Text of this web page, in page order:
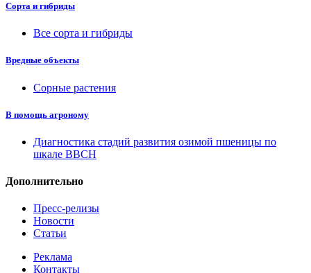
Сорта и гибриды
Все сорта и гибриды
Вредные объекты
Сорные растения
В помощь агроному
Диагностика стадий развития озимой пшеницы по
шкале ВВСН
Дополнительно
Пресс-релизы
Новости
Статьи
Реклама
Контакты